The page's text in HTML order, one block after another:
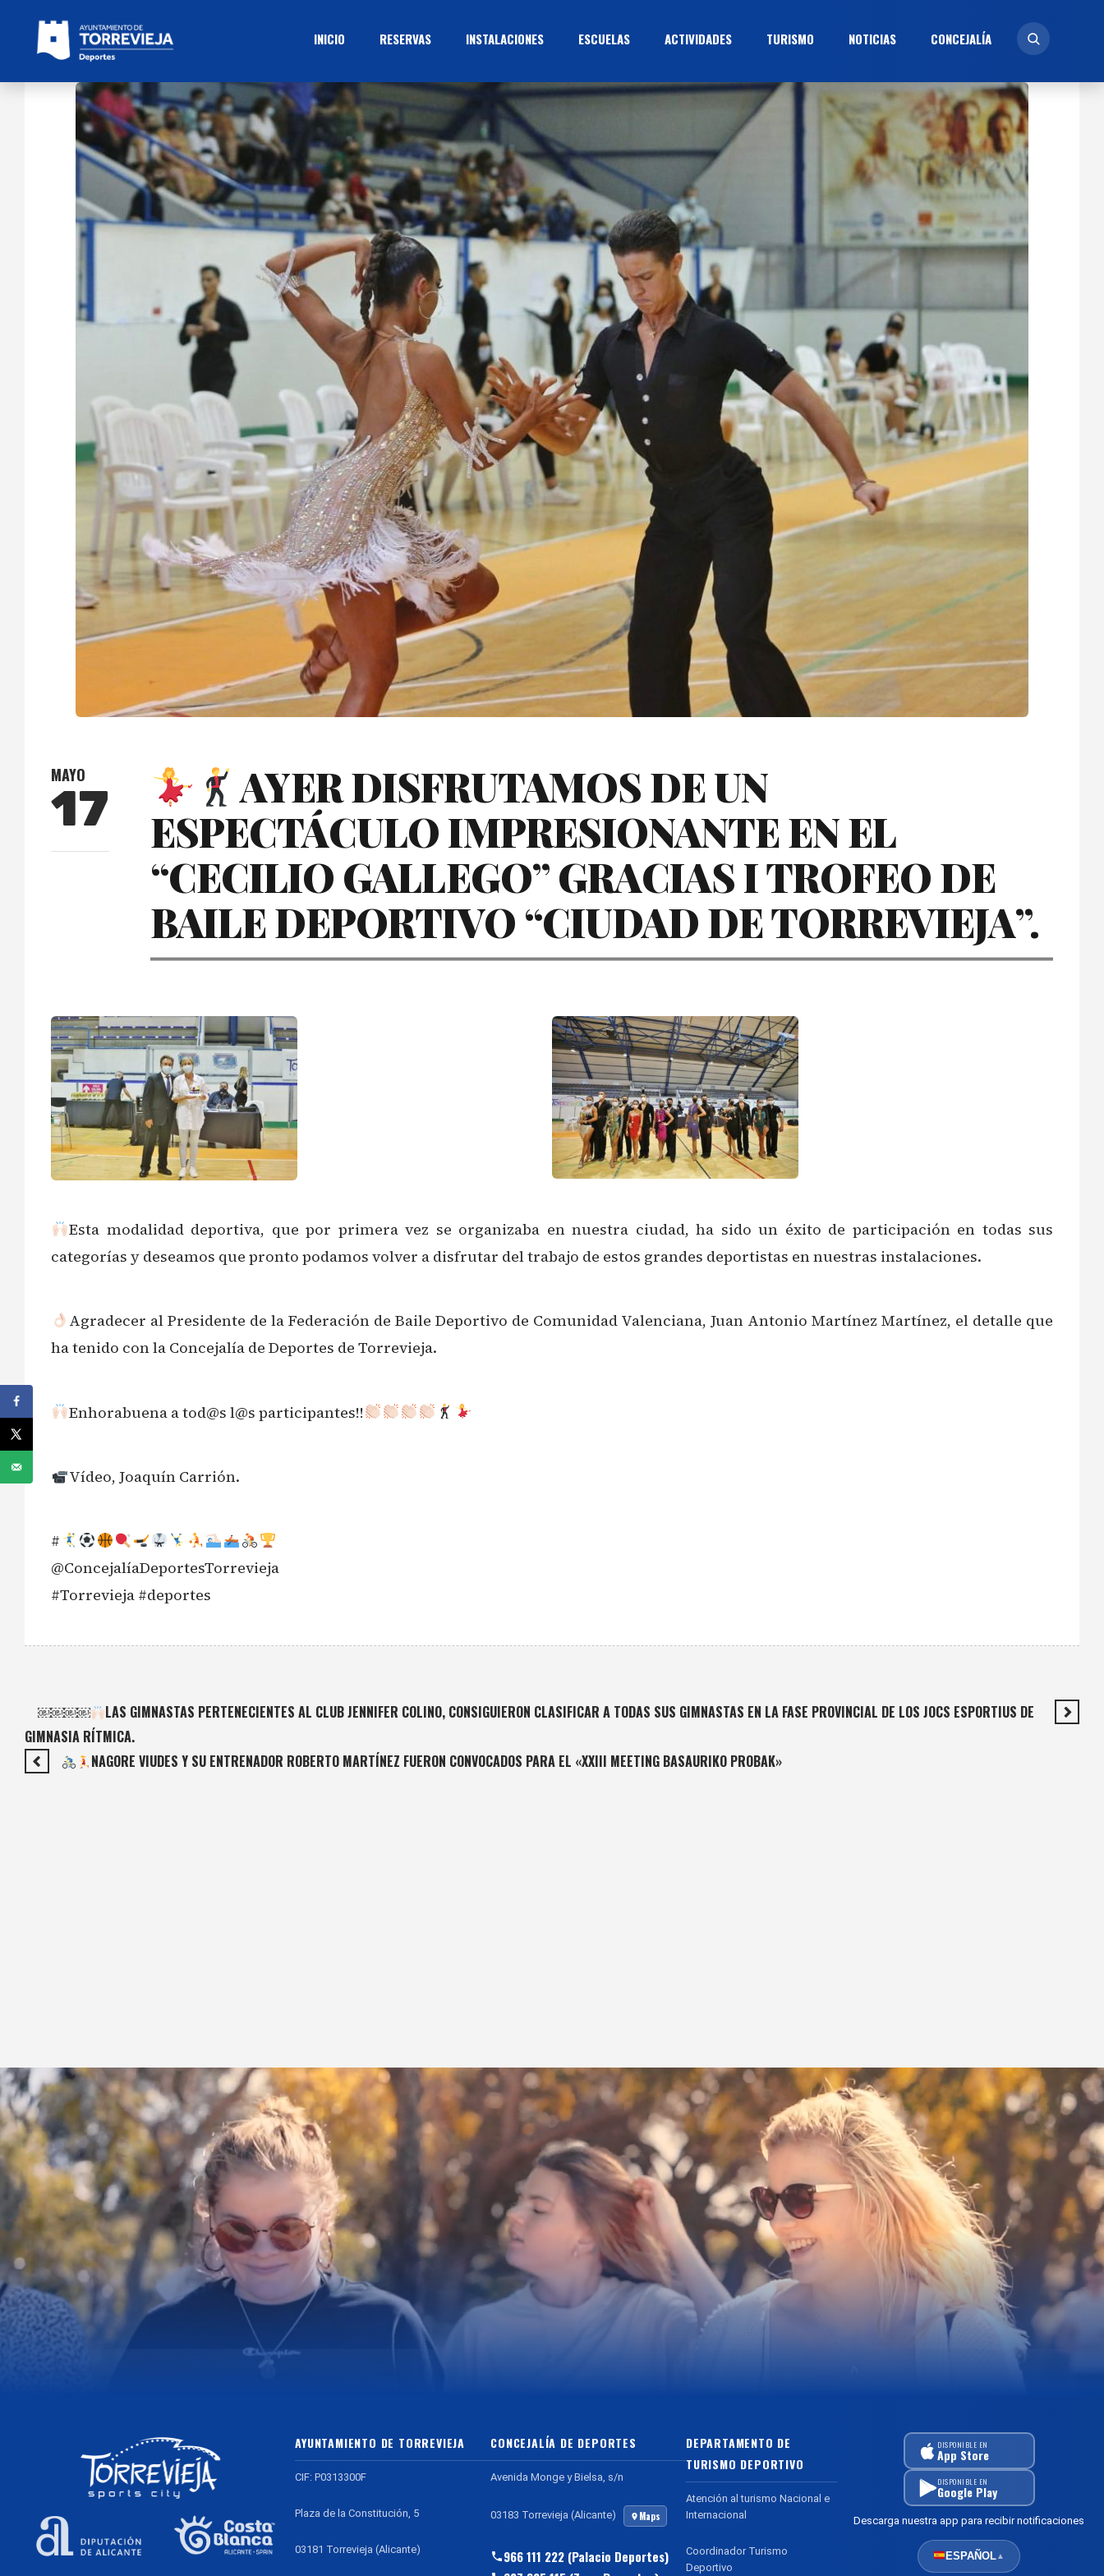
INICIO RESERVAS INSTALACIONES ESCUELAS ACTIVIDADES TURISMO NOTICIAS CONCEJALÍ­A
MAYO
17
AYER DISFRUTAMOS DE UN
ESPECTÁCULO IMPRESIONANTE EN EL
“CECILIO GALLEGO” GRACIAS I TROFEO DE
BAILE DEPORTIVO “CIUDAD DE TORREVIEJA”.
Esta modalidad deportiva, que por primera vez se organizaba en nuestra ciudad, ha sido un éxito de participación en todas sus
categorías y deseamos que pronto podamos volver a disfrutar del trabajo de estos grandes deportistas en nuestras instalaciones.
Agradecer al Presidente de la Federación de Baile Deportivo de Comunidad Valenciana, Juan Antonio Martínez Martínez, el detalle que
ha tenido con la Concejalía de Deportes de Torrevieja.
Enhorabuena a tod@s l@s participantes!!
Vídeo, Joaquín Carrión.
#
@ConcejalíaDeportesTorrevieja
#Torrevieja #deportes
￼￼￼￼
LAS GIMNASTAS PERTENECIENTES AL CLUB JENNIFER COLINO, CONSIGUIERON CLASIFICAR A TODAS SUS GIMNASTAS EN LA FASE PROVINCIAL DE LOS JOCS ESPORTIUS DE
GIMNASIA RÍTMICA.
NAGORE VIUDES Y SU ENTRENADOR ROBERTO MARTÍNEZ FUERON CONVOCADOS PARA EL «XXIII MEETING BASAURIKO PROBAK»
AYUNTAMIENTO DE TORREVIEJA
CIF: P0313300F
Plaza de la Constitución, 5
03181 Torrevieja (Alicante)
CONCEJALÍA DE DEPORTES
Avenida Monge y Bielsa, s/n
03183 Torrevieja (Alicante) Maps
966 111 222 (Palacio Deportes)
DEPARTAMENTO DE
TURISMO DEPORTIVO
Atención al turismo Nacional e
Internacional
Coordinador Turismo
Deportivo
DISPONIBLE EN
App Store
DISPONIBLE EN
Google Play
Descarga nuestra app para recibir notificaciones
ESPAÑOL▲